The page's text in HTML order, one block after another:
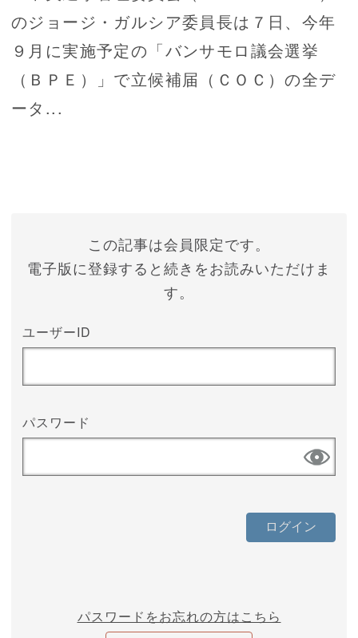
のジョージ・ガルシア委員長は７日、今年
９月に実施予定の「バンサモロ議会選挙
（ＢＰＥ）」で立候補届（ＣＯＣ）の全デ
ータ...
この記事は会員限定です。
電子版に登録すると続きをお読みいただけま
す。
ユーザーID
パスワード
パスワードをお忘れの方はこちら